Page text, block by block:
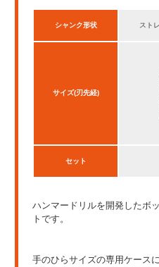
シャンク形状 スト
サイズ(刃先経)
セット
ハンマードリルを開発したボ
トです。
手のひらサイズの専用ケース